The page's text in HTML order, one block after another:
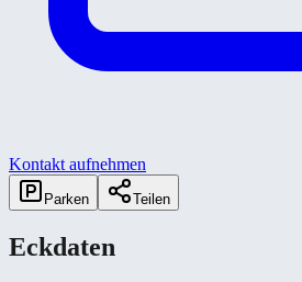
Kontakt aufnehmen
Parken Teilen
Eckdaten